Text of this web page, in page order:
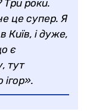
Три роки.
це супер. Я
Київ, і дуже,
є
тут
ігор».